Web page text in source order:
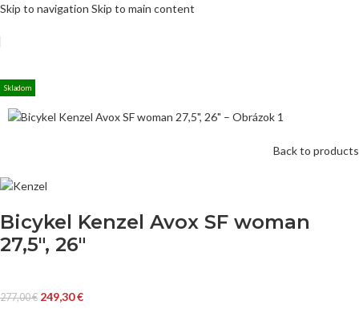
Skip to navigation Skip to main content
Skladom
Back to products
Bicykel Kenzel Avox SF woman
27,5″, 26″
277,00€ 249,30€